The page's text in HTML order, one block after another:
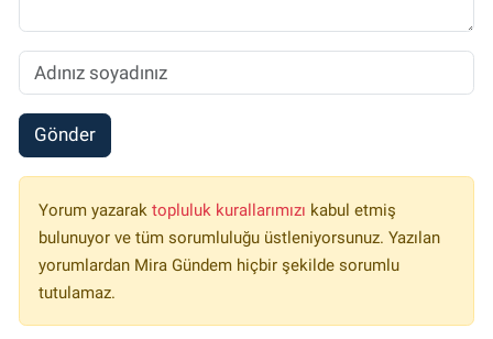
Gönder
Yorum yazarak topluluk kurallarımızı kabul etmiş
bulunuyor ve tüm sorumluluğu üstleniyorsunuz. Yazılan
yorumlardan Mira Gündem hiçbir şekilde sorumlu
tutulamaz.